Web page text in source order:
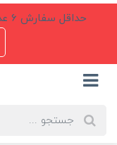
حداقل سفارش 6 عدد با انتخاب شما-هزینه ارسال رایگان